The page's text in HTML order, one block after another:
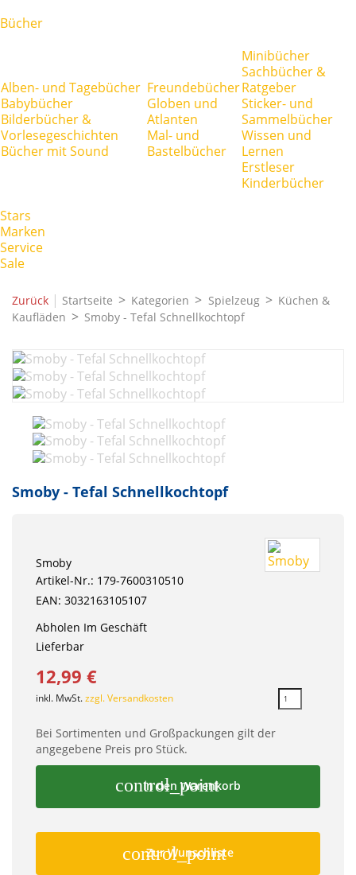
Bücher
Alben- und Tagebücher
Babybücher
Bilderbücher &
Vorlesegeschichten
Bücher mit Sound
Freundebücher
Globen und
Atlanten
Mal- und
Bastelbücher
Minibücher
Sachbücher &
Ratgeber
Sticker- und
Sammelbücher
Wissen und
Lernen
Erstleser
Kinderbücher
Stars
Marken
Service
Sale
Zurück | Startseite Kategorien Spielzeug
Küchen &
Kaufläden
Smoby - Tefal Schnellkochtopf
Smoby - Tefal Schnellkochtopf
Smoby
Artikel-Nr.: 179-7600310510
EAN: 3032163105107
Abholen Im Geschäft
Lieferbar
12,99 €
inkl. MwSt.zzgl. Versandkosten
Bei Sortimenten und Großpackungen gilt der
angegebene Preis pro Stück.
control_point
In den Warenkorb
control_point
Zur Wunschliste